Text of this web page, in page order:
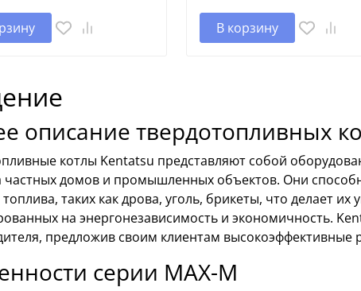
В корзину
описание твердотопливных
котлы Kentatsu представляют собой
частных домов и промышленных объектов. Они
топлива, таких как дрова, уголь, брикеты, что делает
на энергонезависимость и экономичность.
предложив своим клиентам высокоэффективные
серии MAX-M